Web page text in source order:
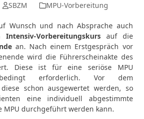
SBZM MPU-Vorbereitung
Wunsch und nach Absprache auch
Intensiv-Vorbereitungskurs auf die
an. Nach einem Erstgespräch vor
wird die Führerscheinakte des
Diese ist für eine seriöse MPU
erforderlich. Vor dem
schon ausgewertet werden, so
eine individuell abgestimmte
MPU durchgeführt werden kann.